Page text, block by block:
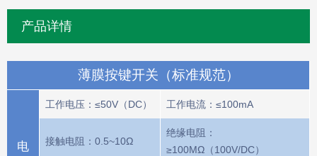
产品详情
薄膜按键开关（标准规范）
电
工作电压：≤50V（DC） 工作电流：≤100mA
接触电阻：0.5~10Ω
绝缘电阻：
≥100MΩ（100V/DC）